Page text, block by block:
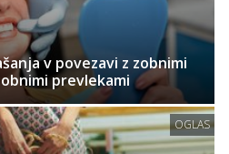
v povezavi z zobnimi
prevlekami
OGLAS